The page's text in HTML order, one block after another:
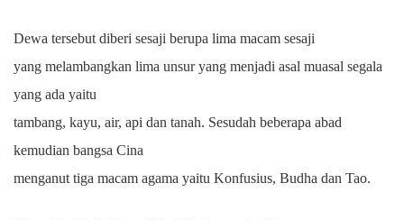
Dewa tersebut diberi sesaji berupa lima macam sesaji
yang melambangkan lima unsur yang menjadi asal muasal segala
yang ada yaitu
tambang, kayu, air, api dan tanah. Sesudah beberapa abad
kemudian bangsa Cina
menganut tiga macam agama yaitu Konfusius, Budha dan Tao.